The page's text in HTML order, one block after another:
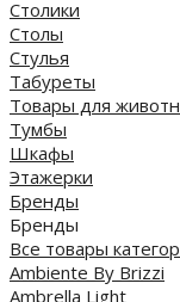
Столики
Столы
Стулья
Табуреты
Товары для
Тумбы
Шкафы
Этажерки
Бренды
Бренды
Все товары
Ambiente By Brizzi
Ambrella Light